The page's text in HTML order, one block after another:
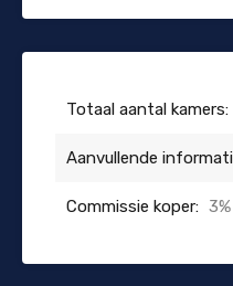
Totaal aantal kamers:
Aanvullende
Commissie koper: 3%